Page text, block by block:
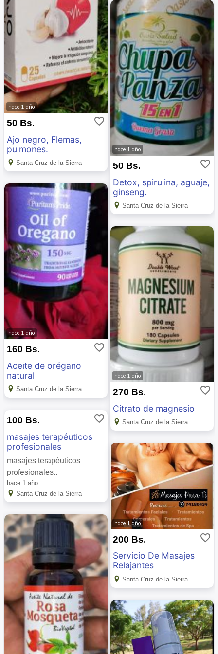
hace 1 año
50 Bs. favorite_border
Ajo negro, Flemas,
pulmones.
Santa Cruz de la Sierra
hace 1 año
50 Bs. favorite_border
Detox, spirulina, aguaje,
ginseng.
Santa Cruz de la Sierra
hace 1 año
160 Bs. favorite_border
Aceite de orégano
natural
Santa Cruz de la Sierra
hace 1 año
270 Bs. favorite_border
Citrato de magnesio
Santa Cruz de la Sierra
100 Bs. favorite_border
masajes terapéuticos
profesionales
masajes terapéuticos
profesionales..
hace 1 año
Santa Cruz de la Sierra
hace 1 año
200 Bs. favorite_border
Servicio De Masajes
Relajantes
Santa Cruz de la Sierra